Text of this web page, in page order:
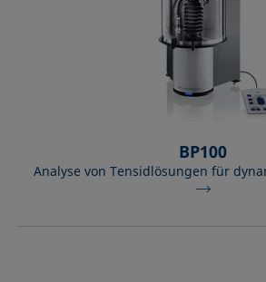
BP100
Analyse von Tensidlösungen für